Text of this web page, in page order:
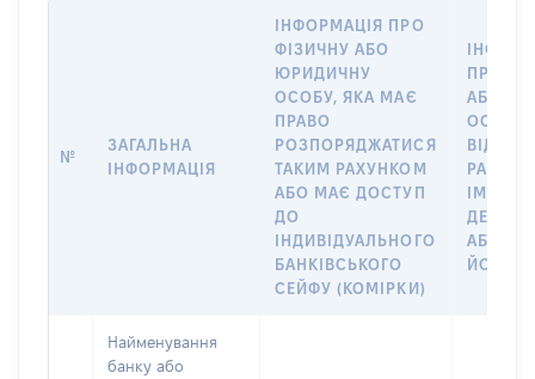
№
ЗАГАЛЬНА
ІНФОРМАЦІЯ
ІНФОРМАЦІЯ ПРО
ФІЗИЧНУ АБО
ЮРИДИЧНУ
ОСОБУ, ЯКА МАЄ
ПРАВО
РОЗПОРЯДЖАТИСЯ
ТАКИМ РАХУНКОМ
АБО МАЄ ДОСТУП
ДО
ІНДИВІДУАЛЬНОГО
БАНКІВСЬКОГО
СЕЙФУ (КОМІРКИ)
ПРО
АБО
ОСОБУ,
ІМ’Я
АБО
ЙОГО
Найменування
банку або